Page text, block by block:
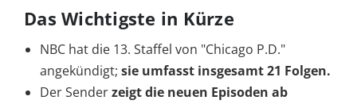
Das Wichtigste in Kürze
NBC hat die 13. Staffel von "Chicago P.D."
angekündigt; sie umfasst insgesamt21 Folgen.
Der Senderzeigt die neuen Episoden ab